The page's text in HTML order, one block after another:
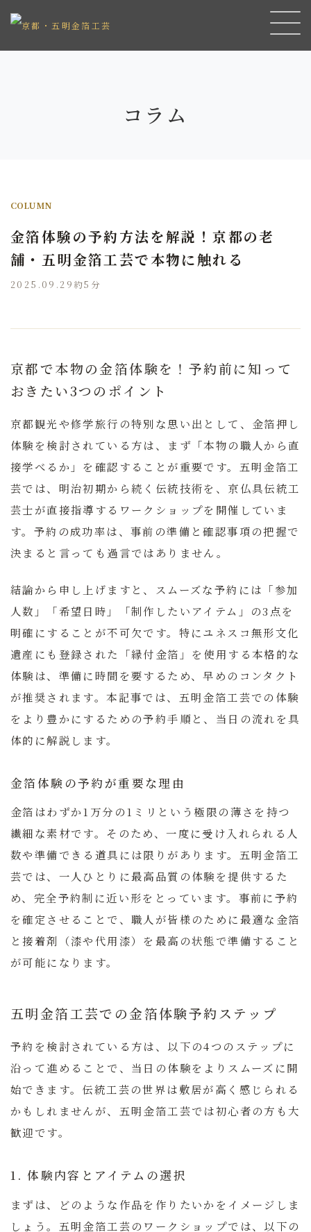
コラム
COLUMN
金箔体験の予約方法を解説！京都の老
舗・五明金箔工芸で本物に触れる
2025.09.29 約5分
京都で本物の金箔体験を！予約前に知って
おきたい3つのポイント
京都観光や修学旅行の特別な思い出として、金箔押し
体験を検討されている方は、まず 「本物の職人から直
接学べるか」 を確認することが重要です。五明金箔工
芸では、明治初期から続く伝統技術を、京仏具伝統工
芸士が直接指導するワークショップを開催していま
す。予約の成功率は、事前の準備と確認事項の把握で
決まると言っても過言ではありません。
結論から申し上げますと、スムーズな予約には「参加
人数」「希望日時」「制作したいアイテム」の3点を
明確にすることが不可欠です。特にユネスコ無形文化
遺産にも登録された「縁付金箔」を使用する本格的な
体験は、準備に時間を要するため、早めのコンタクト
が推奨されます。本記事では、五明金箔工芸での体験
をより豊かにするための予約手順と、当日の流れを具
体的に解説します。
金箔体験の予約が重要な理由
金箔はわずか1万分の1ミリという極限の薄さを持つ
繊細な素材です。そのため、一度に受け入れられる人
数や準備できる道具には限りがあります。五明金箔工
芸では、一人ひとりに最高品質の体験を提供するた
め、完全予約制に近い形をとっています。事前に予約
を確定させることで、職人が皆様のために最適な金箔
と接着剤（漆や代用漆）を最高の状態で準備すること
が可能になります。
五明金箔工芸での金箔体験予約ステップ
予約を検討されている方は、以下の4つのステップに
沿って進めることで、当日の体験をよりスムーズに開
始できます。伝統工芸の世界は敷居が高く感じられる
かもしれませんが、五明金箔工芸では初心者の方も大
歓迎です。
1. 体験内容とアイテムの選択
まずは、どのような作品を作りたいかをイメージしま
しょう。五明金箔工芸のワークショップでは、以下の